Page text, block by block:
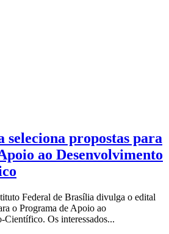
seleciona propostas para
ao Desenvolvimento
Federal de Brasília divulga o edital
o Programa de Apoio ao
Os interessados...